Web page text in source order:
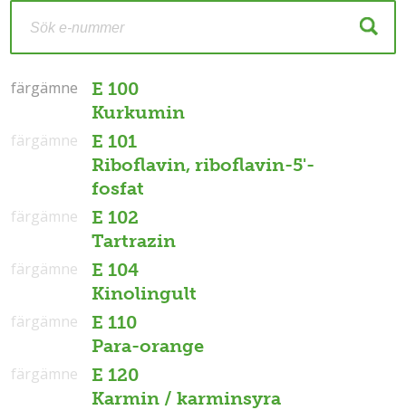
E 100
Kurkumin
färgämne
färgämne
E 101
Riboflavin, riboflavin-5'-
fosfat
färgämne
E 102
Tartrazin
färgämne
E 104
Kinolingult
färgämne
E 110
Para-orange
färgämne
E 120
Karmin / karminsyra
färgämne